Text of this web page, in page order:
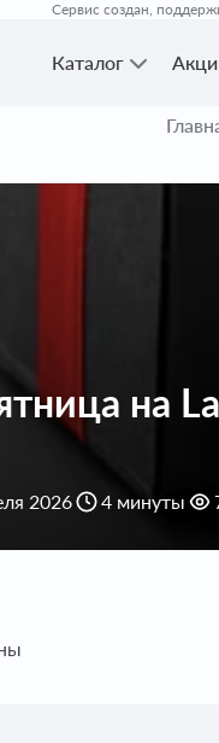
Сервис создан,
Каталог
на
2026 4 минуты